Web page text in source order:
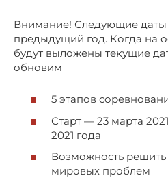
Внимание! Следующие даты
предыдущий год. Когда на
будут выложены текущие
обновим
5 этапов
Старт — 23 марта
2021 года
Возможность решить
мировых проблем